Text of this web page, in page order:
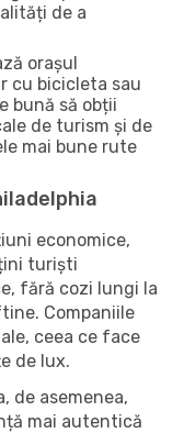
de a
orașul
cu bicicleta sau
bună să obții
de turism și de
mai bune rute
economice,
turiști
fără cozi lungi la
Companiile
ceea ce face
de lux.
de asemenea,
mai autentică